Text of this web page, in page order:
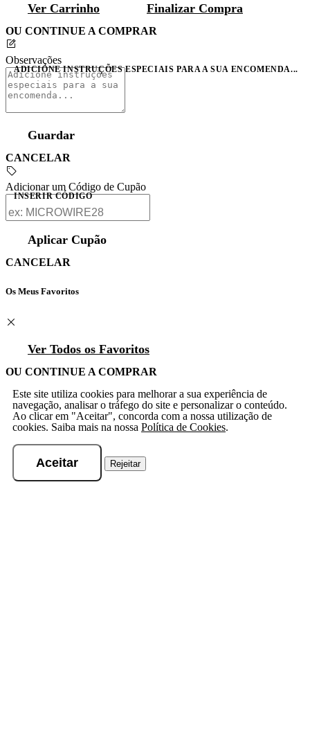
Ver Carrinho Finalizar Compra
OU CONTINUE A COMPRAR
Observações
ADICIONE INSTRUÇÕES ESPECIAIS PARA A SUA ENCOMENDA...
Guardar
CANCELAR
Adicionar um Código de Cupão
INSERIR CÓDIGO
Aplicar Cupão
CANCELAR
Os Meus Favoritos
Ver Todos os Favoritos
OU CONTINUE A COMPRAR
Este site utiliza cookies para melhorar a sua experiência de
navegação, analisar o tráfego do site e personalizar o conteúdo.
Ao clicar em "Aceitar", concorda com a nossa utilização de
cookies. Saiba mais na nossa Política de Cookies.
Aceitar Rejeitar